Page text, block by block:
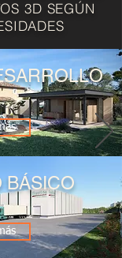
3D SEGÚN
BÁSICO